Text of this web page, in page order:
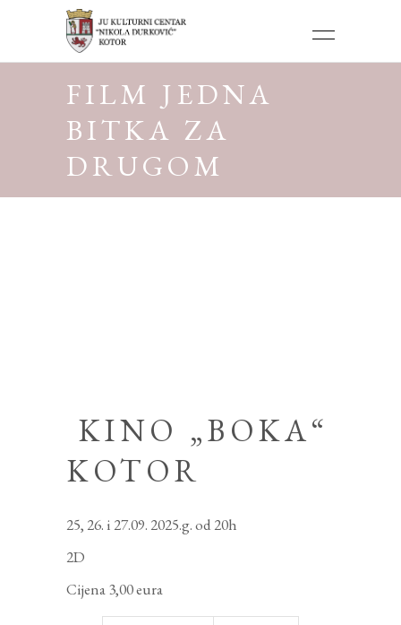
FILM JEDNA
BITKA ZA
DRUGOM
KINO „BOKA“
KOTOR
25, 26. i 27.09. 2025.g. od 20h
2D
Cijena 3,00 eura